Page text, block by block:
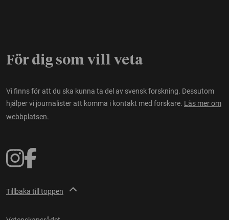
För dig som vill veta
Vi finns för att du ska kunna ta del av svensk forskning. Dessutom
hjälper vi journalister att komma i kontakt med forskare. Läs mer om
webbplatsen.
Tillbaka till toppen